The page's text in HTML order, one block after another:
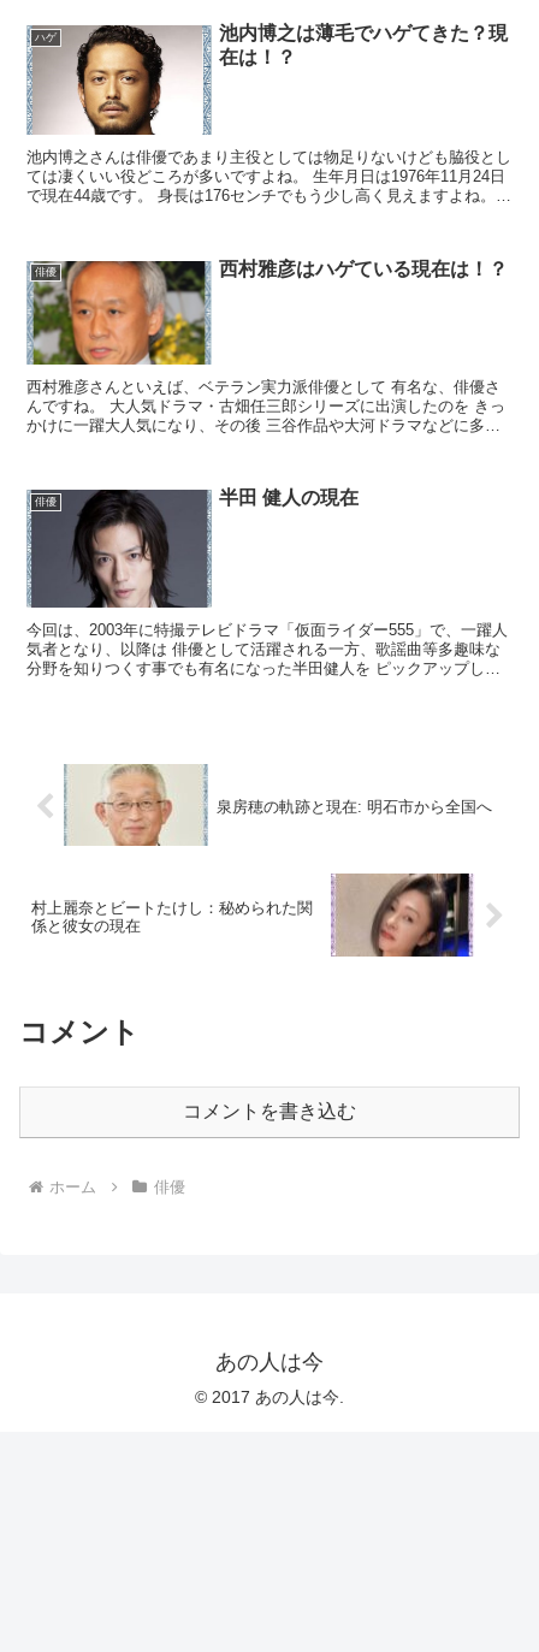
ハゲ
池内博之は薄毛でハゲてきた？現
在は！？
池内博之さんは俳優であまり主役としては物足りないけども脇役とし
ては凄くいい役どころが多いですよね。 生年月日は1976年11月24日
で現在44歳です。 身長は176センチでもう少し高く見えますよね。
俳優 西村雅彦はハゲている現在は！？
西村雅彦さんといえば、ベテラン実力派俳優として 有名な、俳優さ
んですね。 大人気ドラマ・古畑任三郎シリーズに出演したのを きっ
かけに一躍大人気になり、その後 三谷作品や大河ドラマなどに多数
俳優 半田 健人の現在
今回は、2003年に特撮テレビドラマ「仮面ライダー555」で、一躍人
気者となり、以降は 俳優として活躍される一方、歌謡曲等多趣味な
分野を知りつくす事でも有名になった半田健人を ピックアップして
泉房穂の軌跡と現在: 明石市から全国へ
村上麗奈とビートたけし：秘められた関
係と彼女の現在
コメント
コメントを書き込む
ホーム 俳優
あの人は今
© 2017 あの人は今.